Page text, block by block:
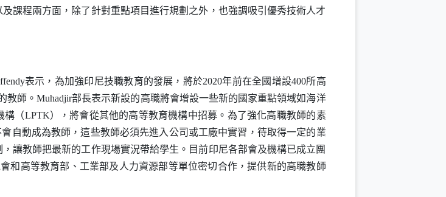
程兩方面，除了針對重點項目進行規劃之外，也強調吸引優秀技術人才
表示，為加強印尼技職教育的發展，將於2020年前在全國增設400所高
教師。Muhadjir部長表示新設的高職將會增設一些新的國家重點領域如海洋
構（LPTK），將會從其他的高等教育機構中招募。為了強化高職教師的素
自動成為教師，這些教師必須先進入公司或工廠中實習，待取得一定的業
讓教師把最新的工作現場實況帶給學生。目前印尼各部會及機構已成立團
和高等教育部、工業部及人力資源部等單位密切合作，提供新的高職教師